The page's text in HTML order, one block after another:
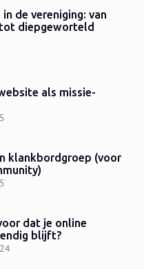
de vereniging: van
diepgeworteld
als missie-
klankbordgroep (voor
dat je online
blijft?